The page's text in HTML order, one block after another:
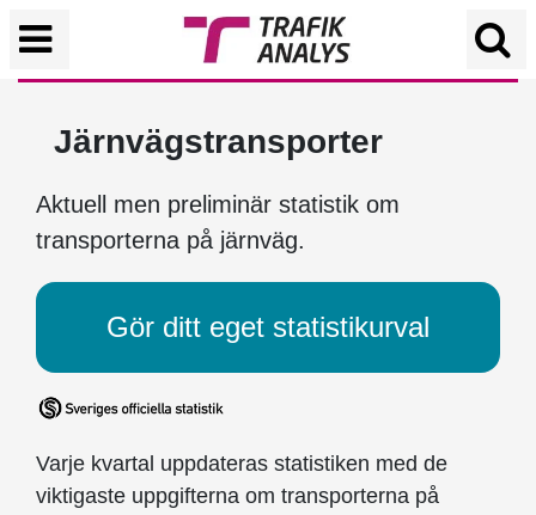
Järnvägstransporter
Aktuell men preliminär statistik om
transporterna på järnväg.
Gör ditt eget statistikurval
Varje kvartal uppdateras statistiken med de
viktigaste uppgifterna om transporterna på